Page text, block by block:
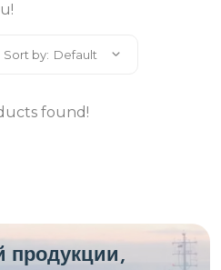
Sort by: Default
found!
продукции,